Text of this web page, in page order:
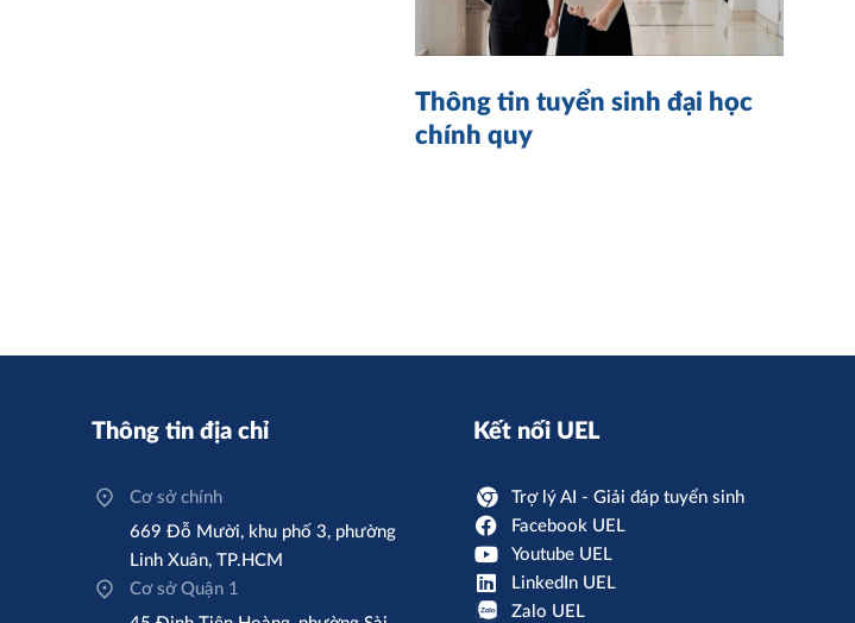
Thông tin tuyển sinh đại học
chính quy
Thông tin địa chỉ
Cơ sở chính
669 Đỗ Mười, khu phố 3, phường
Linh Xuân, TP.HCM
Cơ sở Quận 1
Kết nối UEL
Trợ lý AI - Giải đáp tuyển sinh
Facebook UEL
Youtube UEL
LinkedIn UEL
Zalo UEL